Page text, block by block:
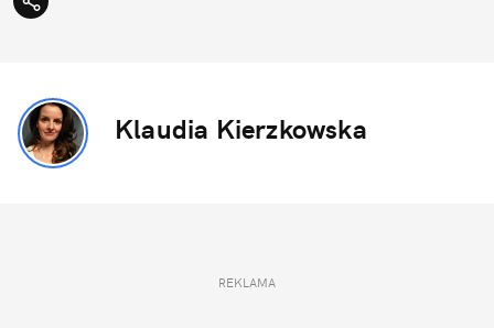
Klaudia Kierzkowska
REKLAMA